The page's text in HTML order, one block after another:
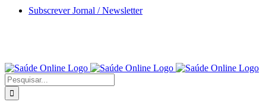
Skip
Subscrever Jornal / Newsletter
Pesquisar